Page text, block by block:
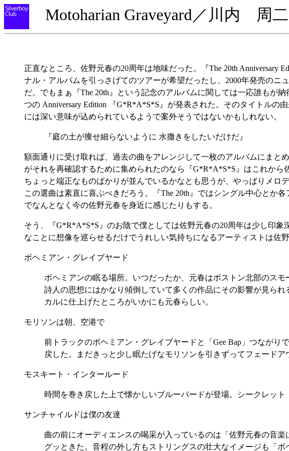
Motoharian Graveyard／川内 周二
正直なところ、佐野元春の20周年は地味だった。『The 20th
ナル・アルバムを引っさげてのツアーが希望だったし、2000年発売の
だ。でもまぁ『The 20th』という記念のアルバムに関しては一応誰もが
つの Anniversary Edition 『G*R*A*S*S』が発表された。そのタイトル
には深い意味が込められているようで案外そうではないかもしれない。
『庭の土が痩せ細らないように 水撒きをしたいだけだ』
額面通りに受け取れば、過去の曲をアレンジして一枚のアルバムにまと
がそれを再確認するために集められたのなら『G*R*A*S*S』はこれから
ちょっと端正なものばかりが並んでいるかなとも思うが、やっぱりメロ
この選曲は素直に喜ぶべきだろう。『The 20th』ではシングル中心とか
でなんとなく今の佐野元春を身近に感じたりもする。
そう、『G*R*A*S*S』のお陰で僕としては佐野元春の20周年は少し印
なことに想像を巡らせるだけでうれしい気持ちになるアーティストは佐
ボヘミアン・グレイブヤード
ボヘミアンの眠る場所。いつだったか、元春はボストン北部のス
詩人の思想にはかなり傾倒していて多くの作品にその影響が見ら
カルに仕上げたところがいかにも元春らしい。
モリソンは朝、空港で
前トラックのボヘミアン・グレイブヤードと「Gee Bap」つなが
戻した。まだきっと少し眠たげなモリソンを引きずってフェード
モスキート・インタールード
時間を巻き戻した上で懐かしいブルーバードが登場。シークレッ
サンチャイルドは僕の友達
曲の前にオーディエンスの喝采が入っているのは「佐野元春の音
グッときた。音程の外し方もストリングスの壮大なイメージも「